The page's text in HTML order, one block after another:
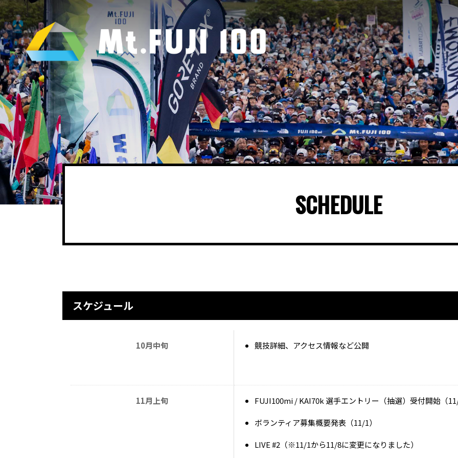
SCHEDULE
スケジュール
10月中旬 競技詳細、アクセス情報など公開
11月上旬 FUJI100mi / KAI70k 選手エントリー（抽選）受付開始（11/
ボランティア募集概要発表（11/1）
LIVE #2（※11/1から11/8に変更になりました）